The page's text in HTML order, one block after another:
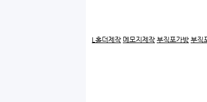
L홀더제작 메모지제작 부직포가방 부직